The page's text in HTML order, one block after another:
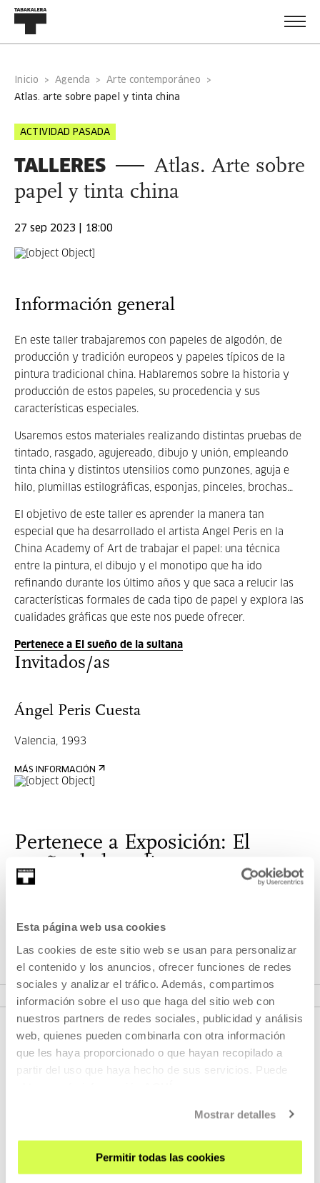
Esta página web usa cookies
Las cookies de este sitio web se usan para personalizar
el contenido y los anuncios, ofrecer funciones de redes
sociales y analizar el tráfico. Además, compartimos
información sobre el uso que haga del sitio web con
nuestros partners de redes sociales, publicidad y análisis
web, quienes pueden combinarla con otra información
que les haya proporcionado o que hayan recopilado a
partir del uso que haya hecho de sus servicios. Puede
Mostrar detalles
Permitir todas las cookies
Inicio Agenda
Arte contemporáneo
atlas. arte sobre papel y tinta china
ACTIVIDAD PASADA
TALLERES
Atlas. Arte sobre
papel y tinta china
27 sep 2023 | 18:00
Información general
En este taller trabajaremos con papeles de algodón, de
producción y tradición europeos y papeles típicos de la
pintura tradicional china. Hablaremos sobre la historia y
producción de estos papeles, su procedencia y sus
características especiales.
Usaremos estos materiales realizando distintas pruebas de
tintado, rasgado, agujereado, dibujo y unión, empleando
tinta china y distintos utensilios como punzones, aguja e
hilo, plumillas estilográficas, esponjas, pinceles, brochas…
El objetivo de este taller es aprender la manera tan
especial que ha desarrollado el artista Angel Peris en la
China Academy of Art de trabajar el papel: una técnica
entre la pintura, el dibujo y el monotipo que ha ido
refinando durante los último años y que saca a relucir las
características formales de cada tipo de papel y explora las
cualidades gráficas que este nos puede ofrecer.
Pertenece a El sueño de la sultana
Invitados/as
Ángel Peris Cuesta
Valencia, 1993
MÁS INFORMACIÓN
Pertenece a Exposición: El
sueño de la sultana
Herguera (San Sebastián, 1961).
VER EXPOSICIÓN
REGÍSTRATE AL BOLETÍN